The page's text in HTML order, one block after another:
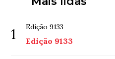
1 Edição 9133
Edição 9133